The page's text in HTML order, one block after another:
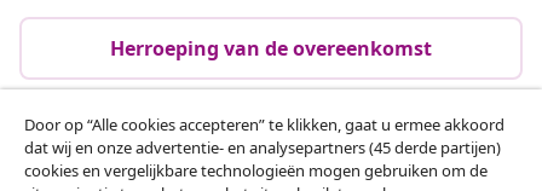
Herroeping van de overeenkomst
Klantenservice
Door op “Alle cookies accepteren” te klikken, gaat u ermee akkoord
dat wij en onze advertentie- en analysepartners (45 derde partijen)
cookies en vergelijkbare technologieën mogen gebruiken om de